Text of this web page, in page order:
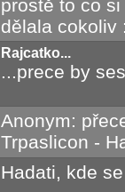
prostě to co
dělala cokoliv
Rajcatko...
...prece by
Anonym:
Trpaslicon -
Hadati, kde